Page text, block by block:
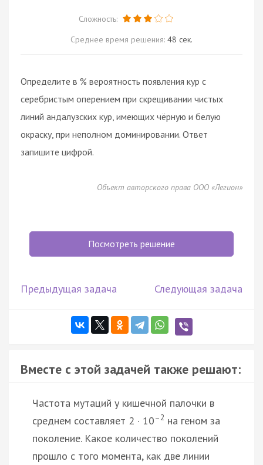
Сложность:
Среднее время решения: 48 сек.
Определите в % вероятность появления кур с
серебристым оперением при скрещивании чистых
линий андалузских кур, имеющих чёрную и белую
окраску, при неполном доминировании. Ответ
запишите цифрой.
Объект авторского права ООО «Легион»
Посмотреть решение
Предыдущая задача Следующая задача
Вместе с этой задачей также решают:
Частота мутаций у кишечной палочки в
среднем составляет 2 · 10–2 на геном за
поколение. Какое количество поколений
прошло с того момента, как две линии